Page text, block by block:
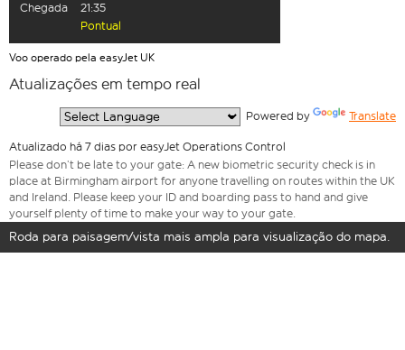
Chegada
21:35
Pontual
Voo operado pela easyJet UK
Atualizações em tempo real
Powered by Translate
Atualizado há 7 dias por easyJet Operations Control
Please don’t be late to your gate: A new biometric security check is in
place at Birmingham airport for anyone travelling on routes within the UK
and Ireland. Please keep your ID and boarding pass to hand and give
yourself plenty of time to make your way to your gate.
Roda para paisagem/vista mais ampla para visualização do mapa.